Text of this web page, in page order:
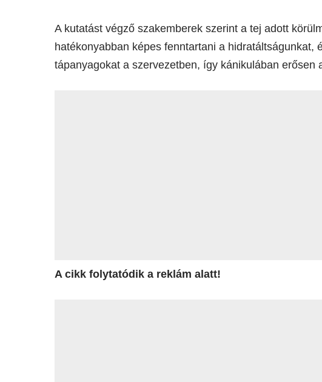
A kutatást végző szakemberek szerint a tej adott
hatékonyabban képes fenntartani a hidratáltságunkat,
tápanyagokat a szervezetben, így kánikulában erősen
A cikk folytatódik a reklám alatt!